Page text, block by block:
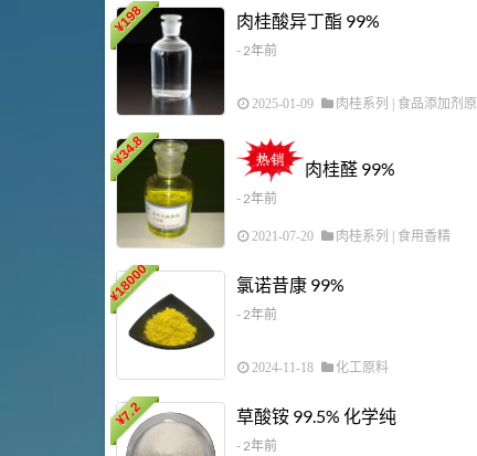
¥
198 肉桂酸异丁酯 99%
- 2年前
2025-01-09 肉桂系列 食品添加剂
¥
34.8
肉桂醛 99%
- 2年前
2021-07-20 肉桂系列 | 食用香精
¥
18000 氯诺昔康 99%
- 2年前
2024-11-18 化工原料
¥
7.2 草酸铵 99.5% 化学纯
- 2年前